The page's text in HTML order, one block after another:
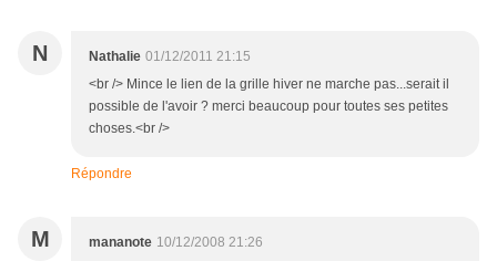
N Nathalie 01/12/2011 21:15
<br /> Mince le lien de la grille hiver ne marche pas...serait il
possible de l'avoir ? merci beaucoup pour toutes ses petites
choses.<br />
Répondre
M mananote 10/12/2008 21:26